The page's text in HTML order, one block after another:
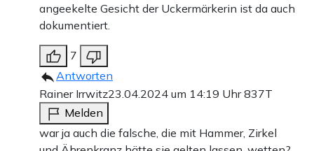
angeekelte Gesicht der Uckermärkerin ist da auch
dokumentiert.
7
Antworten
Rainer Irrwitz23.04.2024 um 14:19 Uhr837T
Melden
war ja auch die falsche, die mit Hammer, Zirkel